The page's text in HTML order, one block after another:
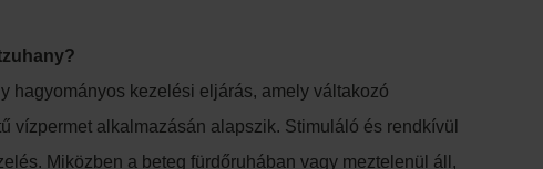
hagyományos kezelési eljárás, amely váltakozó
vízpermet alkalmazásán alapszik. Stimuláló és rendkívül
Miközben a beteg fürdőruhában vagy meztelenül áll,